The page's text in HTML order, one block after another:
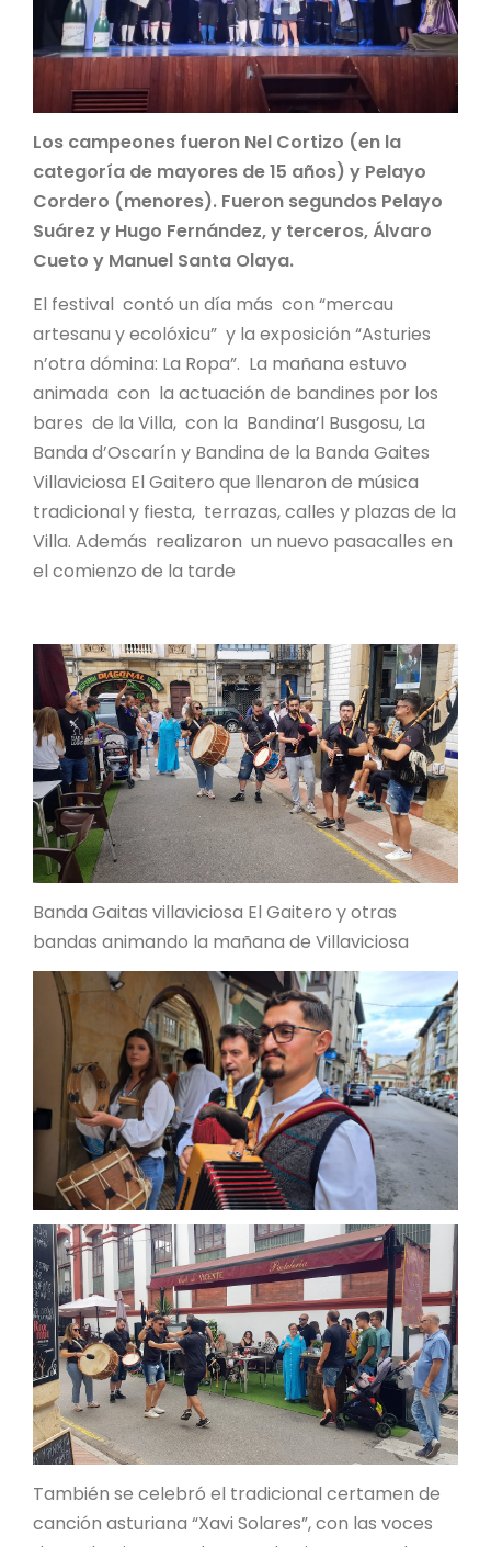
Los campeones fueron Nel Cortizo (en la
categoría de mayores de 15 años) y Pelayo
Cordero (menores). Fueron segundos Pelayo
Suárez y Hugo Fernández, y terceros, Álvaro
Cueto y Manuel Santa Olaya.
El festival contó un día más con “mercau
artesanu y ecolóxicu” y la exposición “Asturies
n’otra dómina: La Ropa”. La mañana estuvo
animada con la actuación de bandines por los
bares de la Villa, con la Bandina’l Busgosu, La
Banda d’Oscarín y Bandina de la Banda Gaites
Villaviciosa El Gaitero que llenaron de música
tradicional y fiesta, terrazas, calles y plazas de la
Villa. Además realizaron un nuevo pasacalles en
el comienzo de la tarde
Banda Gaitas villaviciosa El Gaitero y otras
bandas animando la mañana de Villaviciosa
También se celebró el tradicional certamen de
canción asturiana “Xavi Solares”, con las voces